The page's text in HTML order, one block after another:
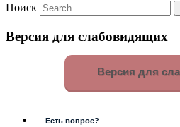
Поиск
Версия для слабовидящих
Версия для
Есть вопрос?